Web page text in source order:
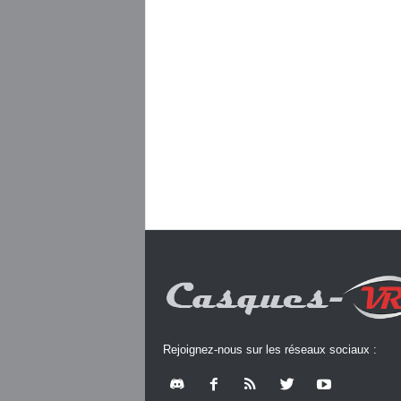
Rejoignez-nous sur les réseaux sociaux :